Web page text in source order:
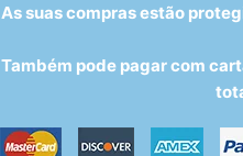
As suas compras estão
Também pode pagar com